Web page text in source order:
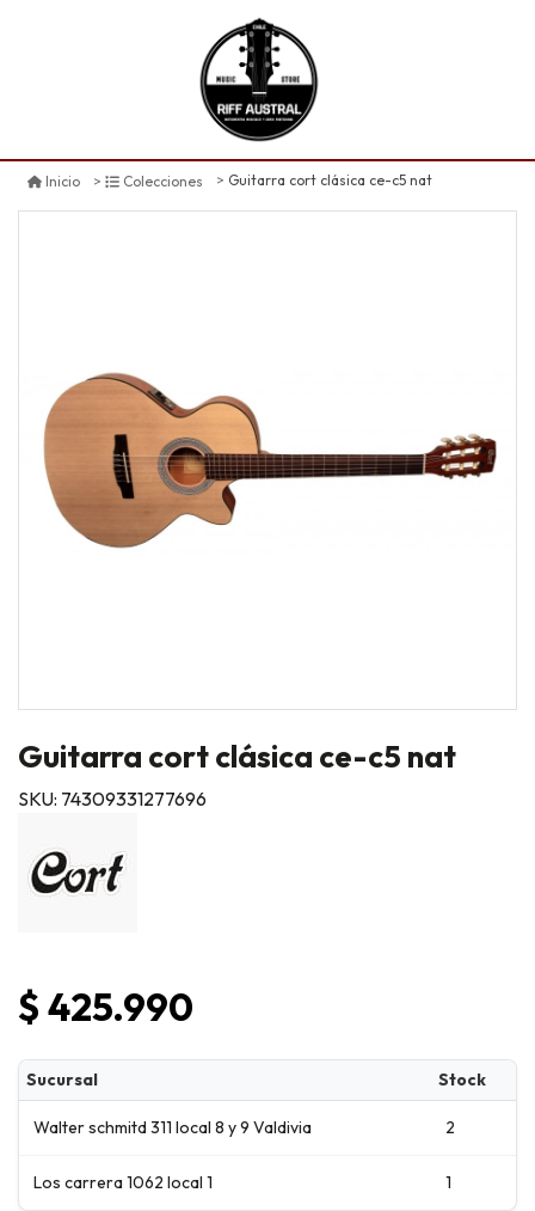
Inicio Colecciones Guitarra cort clásica ce-c5 nat
Guitarra cort clásica ce-c5 nat
SKU: 74309331277696
$ 425.990
Sucursal Stock
Walter schmitd 311 local 8 y 9 Valdivia 2
Los carrera 1062 local 1 1